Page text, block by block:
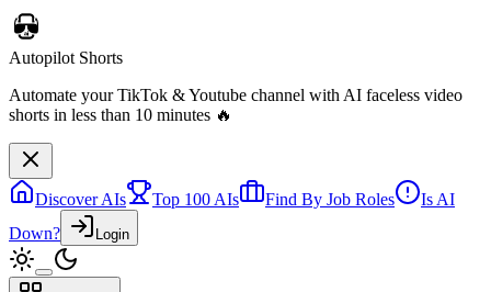
Discover AIs Top 100 AIs Find By Job Roles
Is AI
Down?
Login